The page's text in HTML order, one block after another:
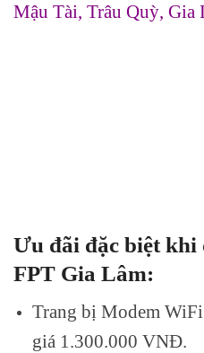
Mậu Tài, Trâu Quỳ, Gia
Ưu đãi đặc biệt khi
FPT Gia Lâm:
Trang bị Modem
giá 1.300.000 VNĐ.